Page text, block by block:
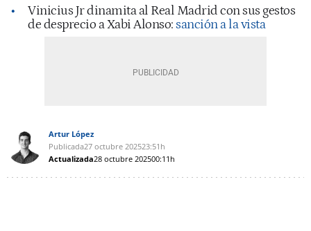
Vinicius Jr dinamita al Real Madrid con sus gestos
de desprecio a Xabi Alonso:sanción a la vista
Artur López
Publicada27 octubre 202523:51h
Actualizada28 octubre 202500:11h